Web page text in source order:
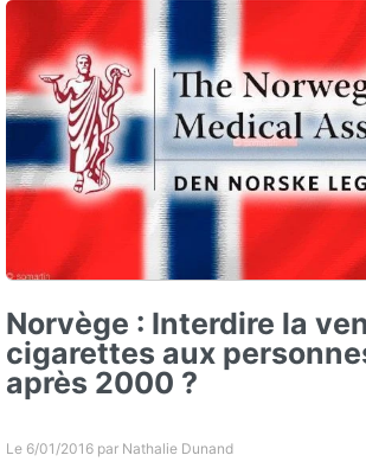
Norvège : Interdire la
cigarettes aux
après 2000 ?
Le 6/01/2016 par Nathalie Dunand